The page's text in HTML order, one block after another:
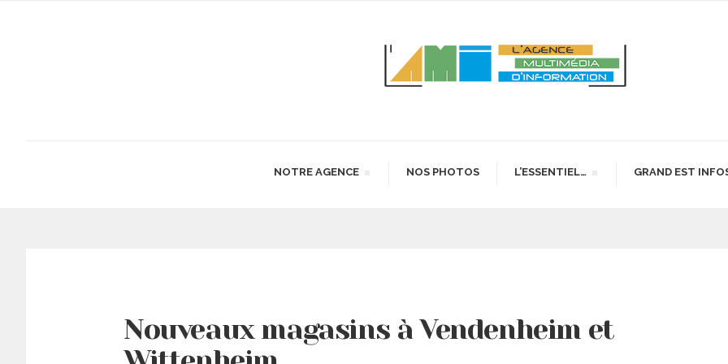
NOTRE AGENCE NOS PHOTOS L’ESSENTIEL… GRAND EST
Nouveaux magasins à Vendenheim et